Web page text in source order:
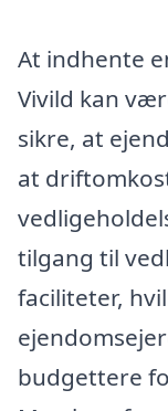
At indhente
Vivild kan
sikre, at
at
tilgang til
faciliteter,
budgettere